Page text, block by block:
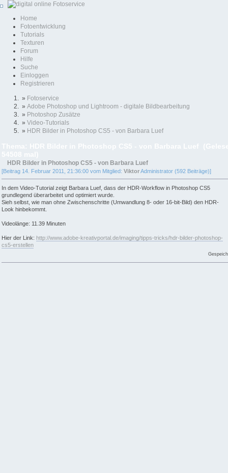
Home
Fotoentwicklung
Tutorials
Texturen
Forum
Hilfe
Suche
Einloggen
Registrieren
» Fotoservice
» Adobe Photoshop und Lightroom - digitale Bildbearbeitung
» Photoshop Zusätze
» Video-Tutorials
» HDR Bilder in Photoshop CS5 - von Barbara Luef
HDR Bilder in Photoshop CS5 - von Barbara Luef
[Beitrag 14. Februar 2011, 21:36:00 vom Mitglied: ViktorAdministrator (592 Beiträge)]
In dem Video-Tutorial zeigt Barbara Luef, dass der HDR-Workflow in Photoshop CS5
grundlegend überarbeitet und optimiert wurde.
Sieh selbst, wie man ohne Zwischenschritte (Umwandlung 8- oder 16-bit-Bild) den HDR-
Look hinbekommt.
Videolänge: 11.39 Minuten
Hier der Link: http://www.adobe-kreativportal.de/imaging/tipps-tricks/hdr-bilder-photoshop-
cs5-erstellen